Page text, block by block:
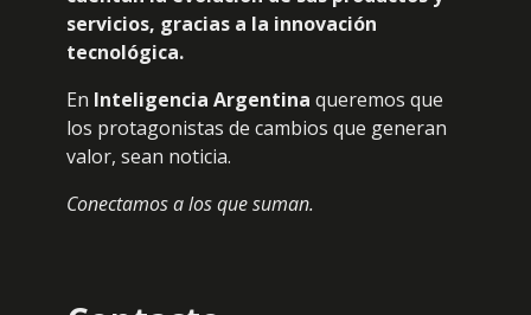
servicios, gracias a la innovación
tecnológica.
En Inteligencia Argentina queremos que
los protagonistas de cambios que generan
valor, sean noticia.
Conectamos a los que suman.